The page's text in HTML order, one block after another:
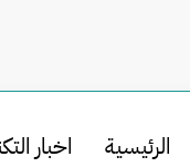
الرئيسية اخبار